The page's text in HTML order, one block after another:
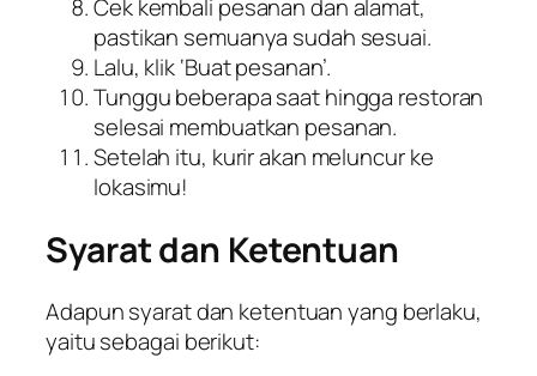
Cek kembali pesanan dan alamat,
pastikan semuanya sudah sesuai.
Lalu, klik ‘Buat pesanan’.
Tunggu beberapa saat hingga restoran
selesai membuatkan pesanan.
Setelah itu, kurir akan meluncur ke
lokasimu!
Syarat dan Ketentuan
Adapun syarat dan ketentuan yang berlaku,
yaitu sebagai berikut: